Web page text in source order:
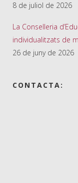
8 de juliol de 2026
La Conselleria
individualitzats de
26 de juny de 2026
CONTACTA: